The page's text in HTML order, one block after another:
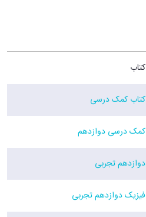
کتاب
کتاب کمک درسی
کمک درسی دوازدهم
دوازدهم تجربی
فیزیک دوازدهم تجربی